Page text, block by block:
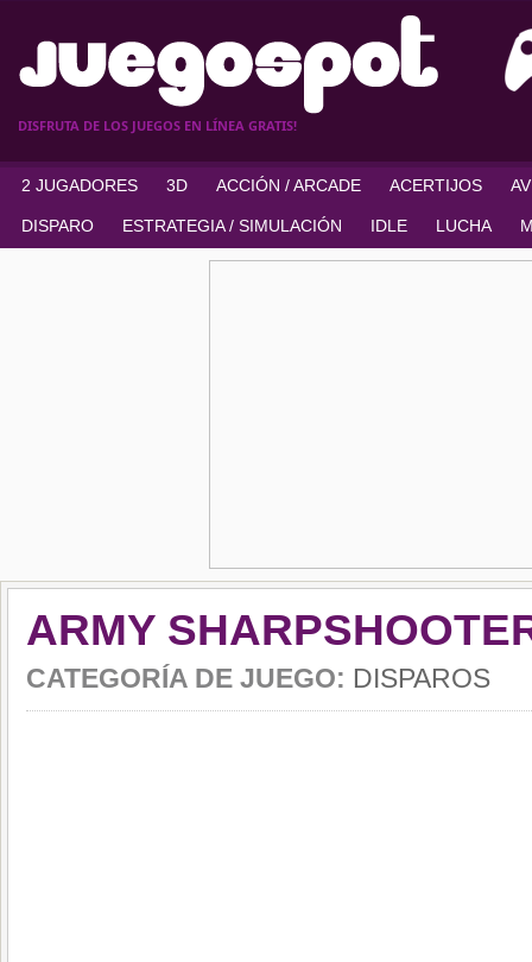
DISFRUTA DE LOS JUEGOS EN LÍNEA GRATIS!
2 JUGADORES 3D ACCIÓN / ARCADE ACERTIJOS
DISPARO ESTRATEGIA / SIMULACIÓN IDLE LUCHA
ARMY
CATEGORÍA DE JUEGO: DISPAROS